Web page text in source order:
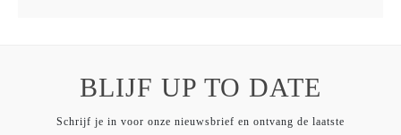
BLIJF UP TO DATE
Schrijf je in voor onze nieuwsbrief en ontvang de laatste